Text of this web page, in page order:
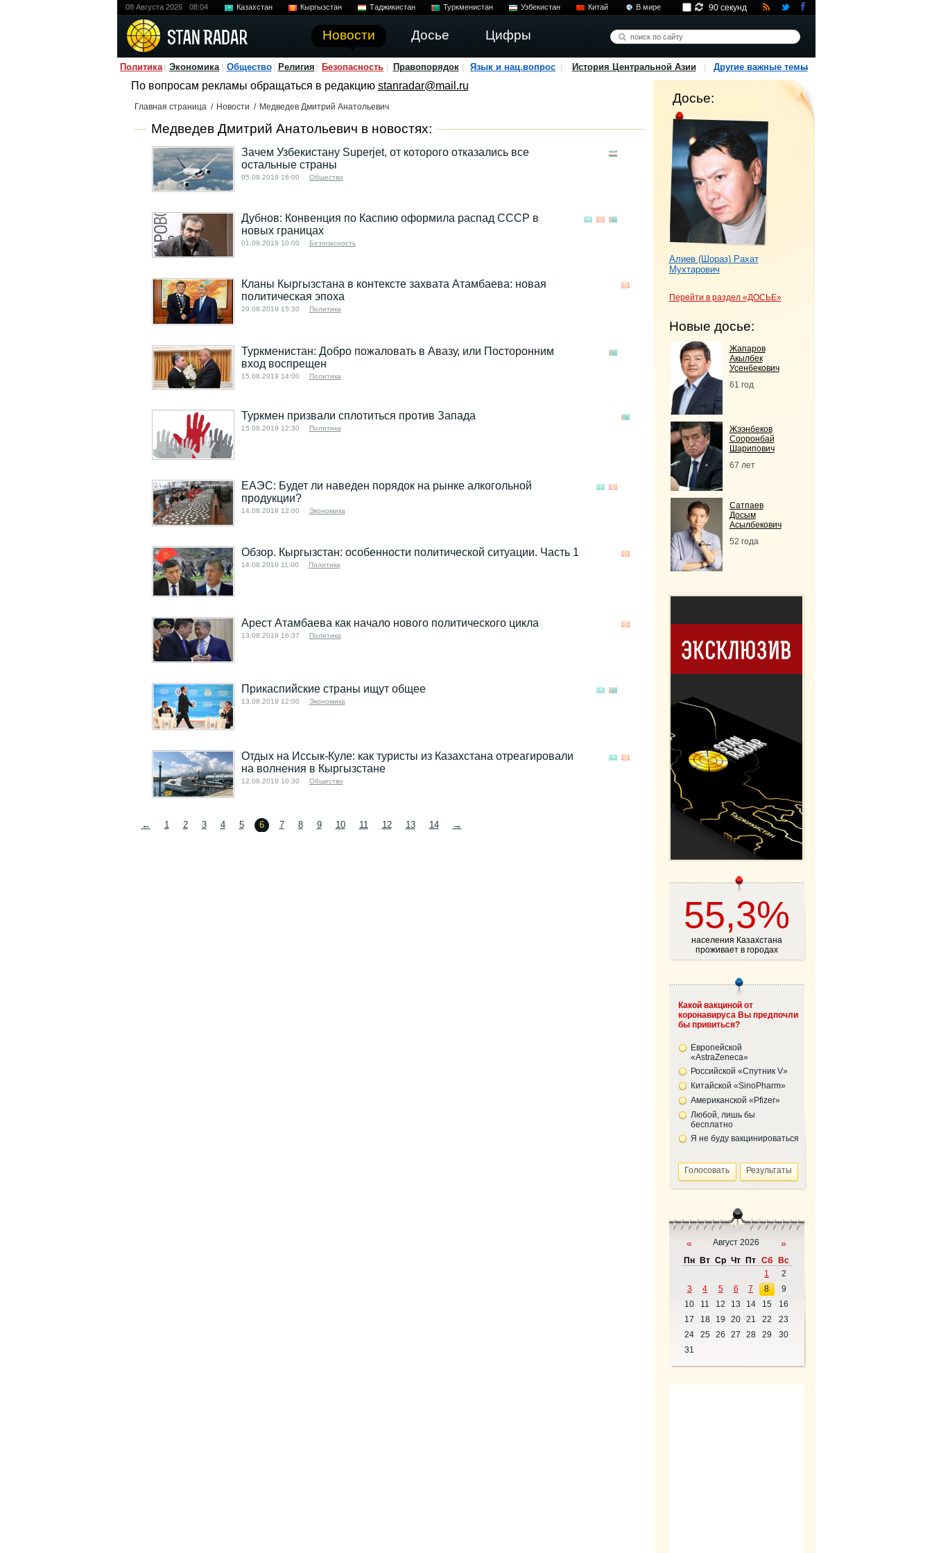
08 Августа 2026 08:04 Казахстан Кыргызстан Таджикистан Туркменистан Узбекистан Китай В мире
Новости Досье Цифры
90 секунд
Политика Экономика Общество Религия Безопасность Правопорядок Язык и нац.вопрос История Центральной Азии Другие важные темы
По вопросам рекламы обращаться в редакцию stanradar@mail.ru
Главная страница / Новости / Медведев Дмитрий Анатольевич
Медведев Дмитрий Анатольевич в новостях:
Зачем Узбекистану Superjet, от которого отказались все
остальные страны
05.09.2019 16:00 Общество
Дубнов: Конвенция по Каспию оформила распад СССР в
новых границах
01.09.2019 10:00 Безопасность
Кланы Кыргызстана в контексте захвата Атамбаева: новая
политическая эпоха
20.08.2019 15:30 Политика
Туркменистан: Добро пожаловать в Авазу, или Посторонним
вход воспрещен
15.08.2019 14:00 Политика
Туркмен призвали сплотиться против Запада
15.08.2019 12:30 Политика
ЕАЭС: Будет ли наведен порядок на рынке алкогольной
продукции?
14.08.2019 12:00 Экономика
Обзор. Кыргызстан: особенности политической ситуации. Часть 1
14.08.2019 11:00 Политика
Арест Атамбаева как начало нового политического цикла
13.08.2019 16:37 Политика
Прикаспийские страны ищут общее
13.08.2019 12:00 Экономика
Отдых на Иссык-Куле: как туристы из Казахстана отреагировали
на волнения в Кыргызстане
12.08.2019 10:30 Общество
← 1 2 3 4 5 6 7 8 9 10 11 12 13 14 →
Досье:
Алиев (Шораз) Рахат
Мухтарович
Перейти в раздел «ДОСЬЕ»
Новые досье:
Жапаров
Акылбек
Усенбекович
61 год
Жээнбеков
Сооронбай
Шарипович
67 лет
Сатпаев
Досым
Асылбекович
52 года
55,3%
населения Казахстана
проживает в городах
Какой вакциной от
коронавируса Вы предпочли
бы привиться?
Европейской
«AstraZeneca»
Российской «Спутник V»
Китайской «SinoPharm»
Американской «Pfizer»
Любой, лишь бы
бесплатно
Я не буду вакцинироваться
« Август 2026 »
Пн Вт Ср Чт Пт Сб
Вс
1
2
3
4 5 6 7 8
9
10
11 12 13 14 15
16
17
18 19 20 21 22
23
24
25 26 27 28 29
30
31